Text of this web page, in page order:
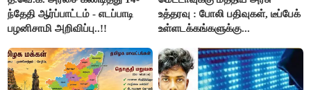
ந்தேதி ஆர்ப்பாட்டம் - எடப்பாடி
பழனிசாமி அறிவிப்பு..!!
உத்தரவு : போலி பதிவுகள், டீப்பேக்
உள்ளடக்கங்களுக்கு...